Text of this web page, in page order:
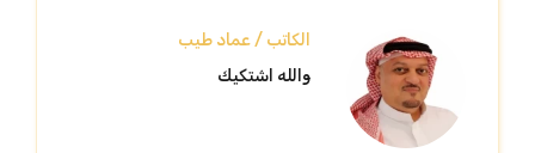
الكاتب / عماد طيب
والله اشتكيك